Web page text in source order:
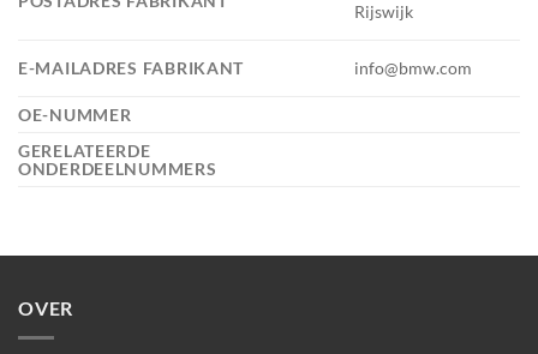
Rijswijk
E-MAILADRES FABRIKANT info@bmw.com
OE-NUMMER
GERELATEERDE
ONDERDEELNUMMERS
OVER